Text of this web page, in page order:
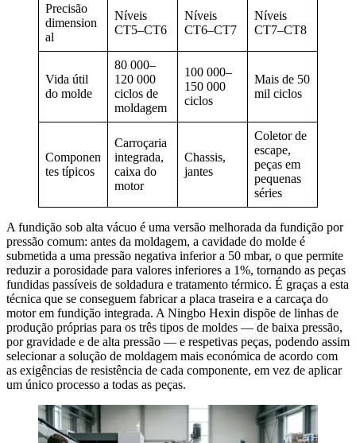
Precisão
dimension
al
Níveis
CT5–CT6
Níveis
CT6–CT7
Níveis
CT7–CT8
Vida útil
do molde
80 000–
120 000
ciclos de
moldagem
100 000–
150 000
ciclos
Mais de 50
mil ciclos
Componen
tes típicos
Carroçaria
integrada,
caixa do
motor
Chassis,
jantes
Coletor de
escape,
peças em
pequenas
séries
A fundição sob alta vácuo é uma versão melhorada da fundição por
pressão comum: antes da moldagem, a cavidade do molde é
submetida a uma pressão negativa inferior a 50 mbar, o que permite
reduzir a porosidade para valores inferiores a 1%, tornando as peças
fundidas passíveis de soldadura e tratamento térmico. É graças a esta
técnica que se conseguem fabricar a placa traseira e a carcaça do
motor em fundição integrada. A Ningbo Hexin dispõe de linhas de
produção próprias para os três tipos de moldes — de baixa pressão,
por gravidade e de alta pressão — e respetivas peças, podendo assim
selecionar a solução de moldagem mais económica de acordo com
as exigências de resistência de cada componente, em vez de aplicar
um único processo a todas as peças.